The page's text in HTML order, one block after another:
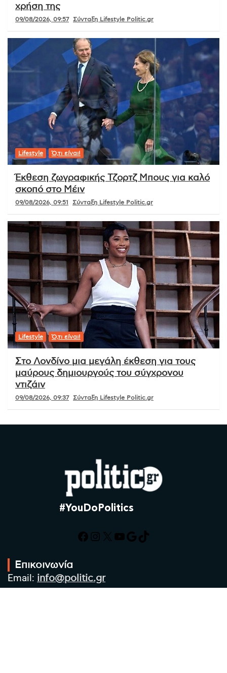
χρήση της
09/08/2026, 09:57 Σύνταξη Lifestyle Politic.gr
Lifestyle Ό,τι είναι!
Έκθεση ζωγραφικής Τζορτζ Μπους για καλό
σκοπό στο Μέιν
09/08/2026, 09:51 Σύνταξη Lifestyle Politic.gr
Lifestyle Ό,τι είναι!
Στο Λονδίνο μια μεγάλη έκθεση για τους
μαύρους δημιουργούς του σύγχρονου
ντιζάιν
09/08/2026, 09:37 Σύνταξη Lifestyle Politic.gr
#YouDoPolitics
Facebook
Instagram
X YouTube
Google
TikTok
Επικοινωνία
Email: info@politic.gr
Τηλ: